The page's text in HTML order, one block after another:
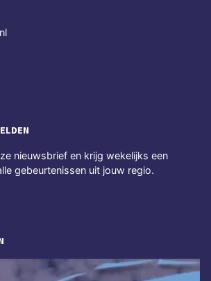
nieuwsbrief en krijg wekelijks een
gebeurtenissen uit jouw regio.